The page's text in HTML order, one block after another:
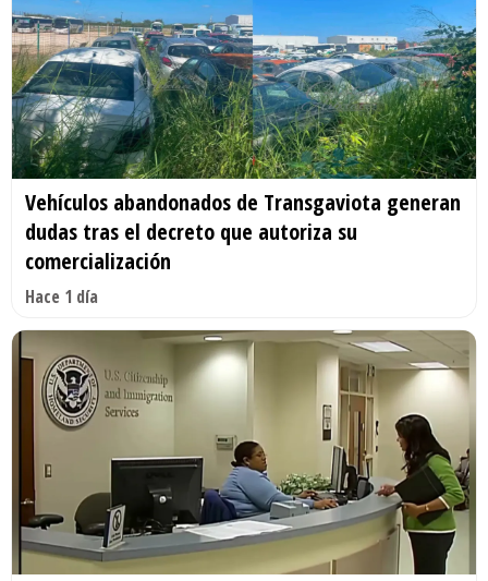
Vehículos abandonados de Transgaviota generan
dudas tras el decreto que autoriza su
comercialización
Hace 1 día